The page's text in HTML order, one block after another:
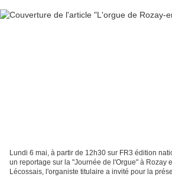
Lundi 6 mai, à partir de 12h30 sur FR3 édition
un reportage sur la "Journée de l'Orgue" à Rozay
Lécossais, l'organiste titulaire a invité pour la